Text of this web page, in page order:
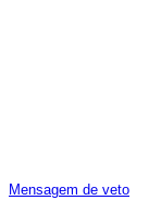
Mensagem de veto